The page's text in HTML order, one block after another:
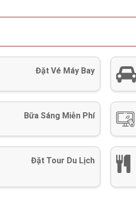
Đặt Vé Máy Bay
Bữa Sáng Miễn Phí
Đặt Tour Du Lịch